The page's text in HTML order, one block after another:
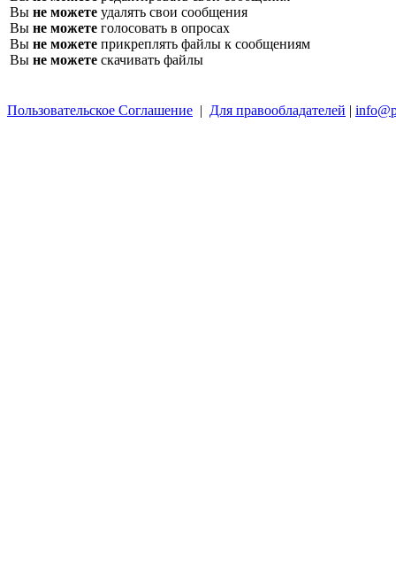
Вы не можете удалять свои сообщения
Вы не можете голосовать в опросах
Вы не можете прикреплять файлы к сообщениям
Вы не можете скачивать файлы
Пользовательское Соглашение | Для правообладателей |